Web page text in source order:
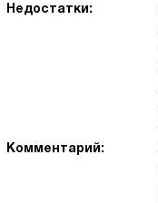
Недостатки:
Комментарий: